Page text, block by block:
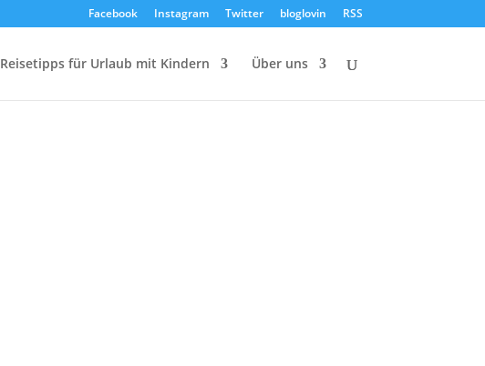
Facebook Instagram Twitter bloglovin RSS
Reisetipps für Urlaub mit Kindern Über uns